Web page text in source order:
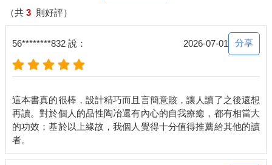
（共 3 則好評）
56********832 說： 2026-07-01 分享
這本書真的很棒，設計精巧而且言簡意賅，讓人讀了之後還想
再讀。對於個人的品性陶冶還有內心的自我療癒，都有相當大
的功效；基於以上緣故，我個人覺得十分值得推薦給其他的讀